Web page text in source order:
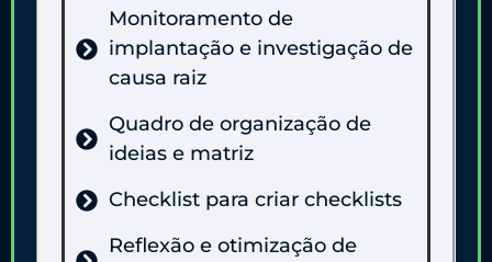
Monitoramento de
implantação e investigação de
causa raiz
Quadro de organização de
ideias e matriz
Checklist para criar checklists
Reflexão e otimização de